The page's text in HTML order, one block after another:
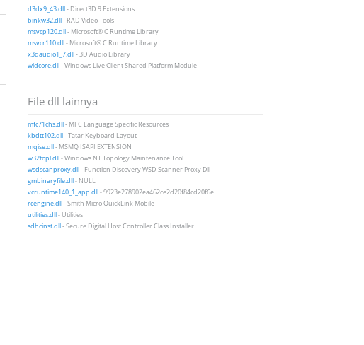
d3dx9_43.dll- Direct3D 9 Extensions
binkw32.dll- RAD Video Tools
msvcp120.dll- Microsoft® C Runtime Library
msvcr110.dll- Microsoft® C Runtime Library
x3daudio1_7.dll- 3D Audio Library
wldcore.dll- Windows Live Client Shared Platform Module
File dll lainnya
mfc71chs.dll- MFC Language Specific Resources
kbdtt102.dll- Tatar Keyboard Layout
mqise.dll- MSMQ ISAPI EXTENSION
w32topl.dll- Windows NT Topology Maintenance Tool
wsdscanproxy.dll- Function Discovery WSD Scanner Proxy Dll
gmbinaryfile.dll- NULL
vcruntime140_1_app.dll- 9923e278902ea462ce2d20f84cd20f6e
rcengine.dll- Smith Micro QuickLink Mobile
utilities.dll- Utilities
sdhcinst.dll- Secure Digital Host Controller Class Installer